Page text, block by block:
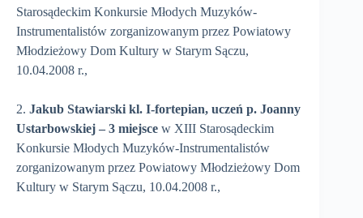
Starosądeckim Konkursie Młodych Muzyków-
Instrumentalistów zorganizowanym przez Powiatowy
Młodzieżowy Dom Kultury w Starym Sączu,
10.04.2008 r.,
2. Jakub Stawiarski kl. I-fortepian, uczeń p. Joanny
Ustarbowskiej – 3 miejsce w XIII Starosądeckim
Konkursie Młodych Muzyków-Instrumentalistów
zorganizowanym przez Powiatowy Młodzieżowy Dom
Kultury w Starym Sączu, 10.04.2008 r.,